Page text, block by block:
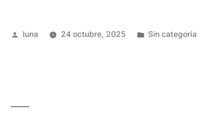
de
Publicado
luna 24 octubre, 2025
Publicada
Sin categoría